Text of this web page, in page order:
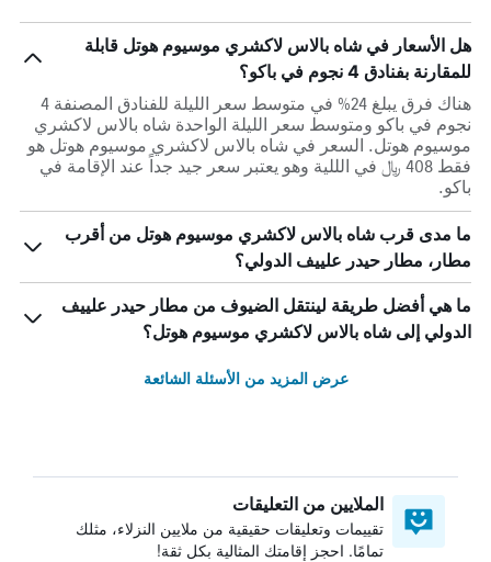
هل الأسعار في شاه بالاس لاكشري موسيوم هوتل قابلة
للمقارنة بفنادق 4 نجوم في باكو؟
هناك فرق يبلغ 24% في متوسط ​​سعر الليلة للفنادق المصنفة 4
نجوم في باكو ومتوسط ​​سعر الليلة الواحدة شاه بالاس لاكشري
موسيوم هوتل. السعر في شاه بالاس لاكشري موسيوم هوتل هو
فقط 408 ﷼ في الللية وهو يعتبر سعر جيد جداً عند الإقامة في
باكو.
ما مدى قرب شاه بالاس لاكشري موسيوم هوتل من أقرب
مطار، مطار حيدر علييف الدولي؟
ما هي أفضل طريقة لينتقل الضيوف من مطار حيدر علييف
الدولي إلى شاه بالاس لاكشري موسيوم هوتل؟
عرض المزيد من الأسئلة الشائعة
الملايين من التعليقات
تقييمات وتعليقات حقيقية من ملايين النزلاء، مثلك
تمامًا. احجز إقامتك المثالية بكل ثقة!